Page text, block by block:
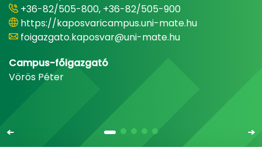
+36-82/505-800, +36-82/505-900
https://kaposvaricampus.uni-mate.hu
foigazgato.kaposvar@uni-mate.hu
Campus-főigazgató
Vörös Péter